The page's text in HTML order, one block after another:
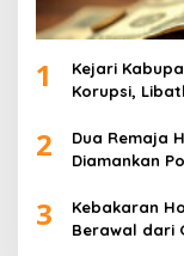
1
Kejari
Korupsi,
2
Dua Remaja
Diamankan
3
Kebakaran
Berawal dari